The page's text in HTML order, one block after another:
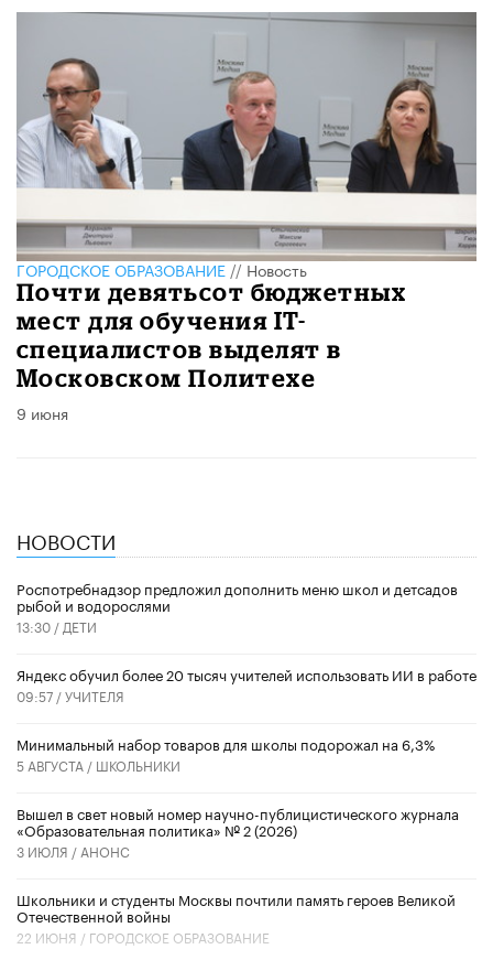
ГОРОДСКОЕ ОБРАЗОВАНИЕ//Новость
Почти девятьсот бюджетных
мест для обучения IT-
специалистов выделят в
Московском Политехе
9 июня
НОВОСТИ
Роспотребнадзор предложил дополнить меню школ и детсадов
рыбой и водорослями
13:30 / ДЕТИ
​Яндекс обучил более 20 тысяч учителей использовать ИИ в работе
09:57 /УЧИТЕЛЯ
Минимальный набор товаров для школы подорожал на 6,3%
5 АВГУСТА / ШКОЛЬНИКИ
Вышел в свет новый номер научно-публицистического журнала
«Образовательная политика» № 2 (2026)
3 ИЮЛЯ / АНОНС
Школьники и студенты Москвы почтили память героев Великой
Отечественной войны
22 ИЮНЯ / ГОРОДСКОЕ ОБРАЗОВАНИЕ